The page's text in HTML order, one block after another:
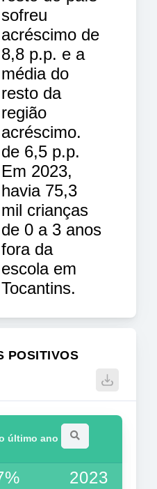
sofreu
acréscimo de
8,8 p.p. e a
média do
resto da
região
acréscimo.
de 6,5 p.p.
Em 2023,
havia 75,3
mil crianças
de 0 a 3 anos
fora da
escola em
Tocantins.
POSITIVOS
último ano
2023